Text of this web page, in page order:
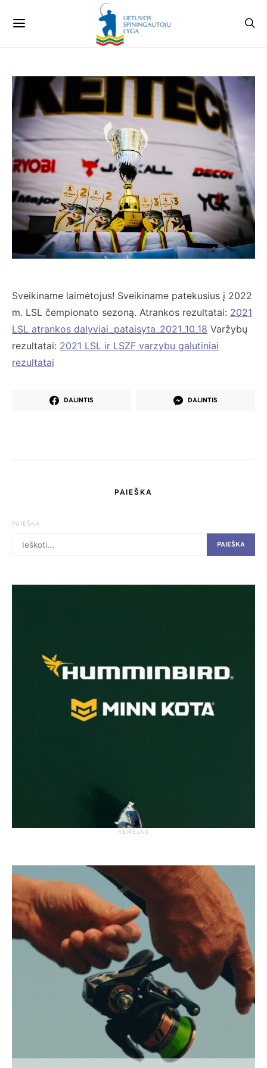
Sveikiname laimėtojus! Sveikiname patekusius į 2022
m. LSL čempionato sezoną. Atrankos rezultatai: 2021
LSL atrankos dalyviai_pataisyta_2021_10_18 Varžybų
rezultatai: 2021 LSL ir LSZF varzybu galutiniai
rezultatai
DALINTIS DALINTIS
PAIEŠKA
PAIEŠKA
PAIEŠKA
RĖMĖJAS